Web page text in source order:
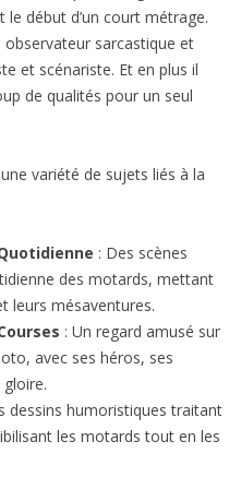
début d’un court métrage.
observateur sarcastique et
et scénariste. Et en plus il
de qualités pour un seul
variété de sujets liés à la
: Des scènes
des motards, mettant
leurs mésaventures.
: Un regard amusé sur
avec ses héros, ses
dessins humoristiques traitant
les motards tout en les